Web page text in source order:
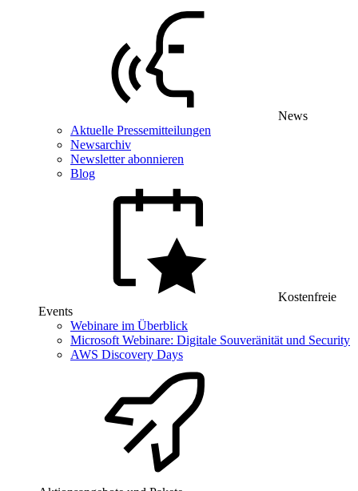
News
Aktuelle Pressemitteilungen
Newsarchiv
Newsletter abonnieren
Blog
Kostenfreie
Events
Webinare im Überblick
Microsoft Webinare: Digitale Souveränität und Security
AWS Discovery Days